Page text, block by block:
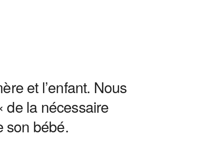
et l’enfant. Nous
de la nécessaire
son bébé.